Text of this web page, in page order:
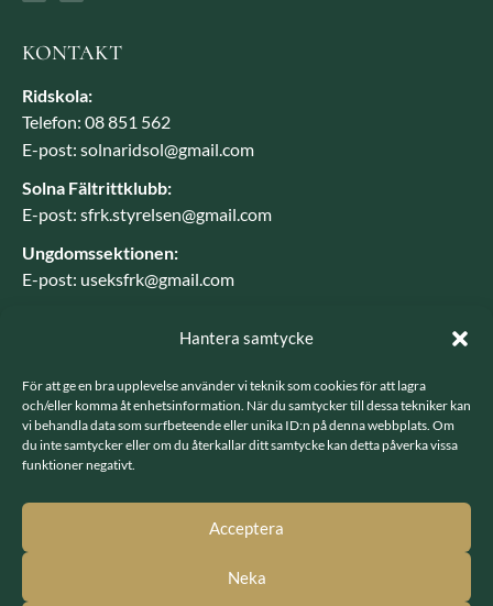
Hantera samtycke
För att ge en bra upplevelse använder vi teknik som cookies för att lagra
och/eller komma åt enhetsinformation. När du samtycker till dessa tekniker kan
vi behandla data som surfbeteende eller unika ID:n på denna webbplats. Om
du inte samtycker eller om du återkallar ditt samtycke kan detta påverka vissa
funktioner negativt.
Acceptera
Neka
KONTAKT
Ridskola:
Telefon: 08 851 562
E-post: solnaridsol@gmail.com
Solna Fältrittklubb:
E-post: sfrk.styrelsen@gmail.com
Ungdomssektionen:
E-post: useksfrk@gmail.com
Besöksadress: Järvavägen 7, 170 79 Solna
Postadress: SFRK, Järvavägen 7 17079 Solna
GDPR - hantering av personuppgifter